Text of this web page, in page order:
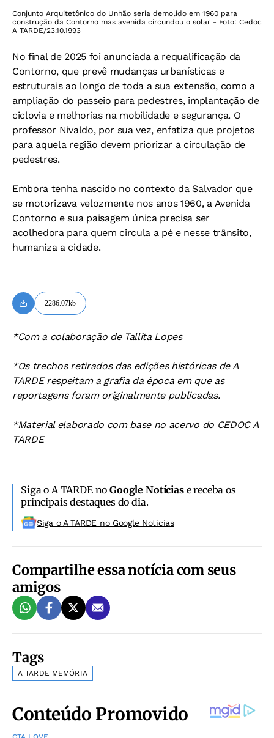
Conjunto Arquitetônico do Unhão seria demolido em 1960 para
construção da Contorno mas avenida circundou o solar - Foto: Cedoc
A TARDE/23.10.1993
No final de 2025 foi anunciada a requalificação da
Contorno, que prevê mudanças urbanísticas e
estruturais ao longo de toda a sua extensão, como a
ampliação do passeio para pedestres, implantação de
ciclovia e melhorias na mobilidade e segurança. O
professor Nivaldo, por sua vez, enfatiza que projetos
para aquela região devem priorizar a circulação de
pedestres.
Embora tenha nascido no contexto da Salvador que
se motorizava velozmente nos anos 1960, a Avenida
Contorno e sua paisagem única precisa ser
acolhedora para quem circula a pé e nesse trânsito,
humaniza a cidade.
2286.07kb
*Com a colaboração de Tallita Lopes
*Os trechos retirados das edições históricas de A
TARDE respeitam a grafia da época em que as
reportagens foram originalmente publicadas.
*Material elaborado com base no acervo do CEDOC A
TARDE
Siga o A TARDE noGoogle Notíciase receba os
principais destaques do dia.
Siga o A TARDE no Google Noticias
Compartilhe essa notícia com seus
amigos
Tags
A TARDE MEMÓRIA